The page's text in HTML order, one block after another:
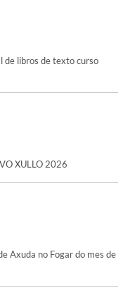
de libros de texto curso
XULLO 2026
Axuda no Fogar do mes de